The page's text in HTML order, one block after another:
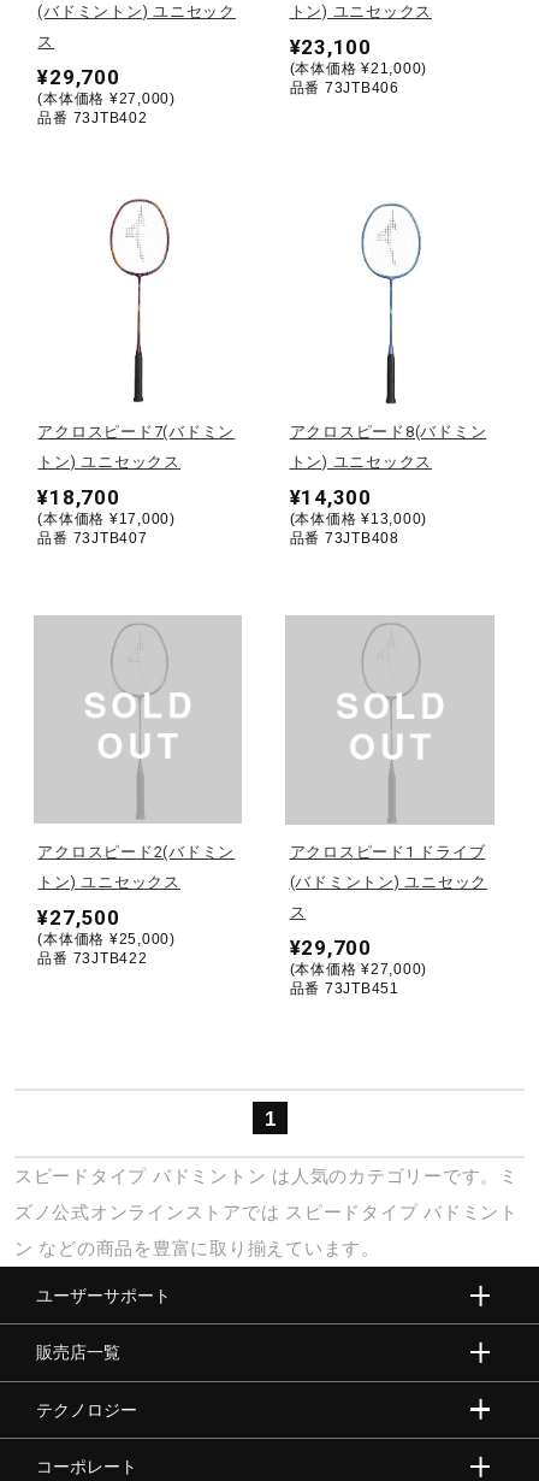
ゴルフ
スイム
バレーボール
テニス／ソフトテニス
陸上競技
卓球
ソフトボール
柔道
ワーキング
ウォーキングシューズ
インナー
寝具／ミズノスリープ
サポーター
(バドミントン) ユニセック
ス
¥29,700
(本体価格 ¥27,000)
品番 73JTB402
トン) ユニセックス
¥23,100
(本体価格 ¥21,000)
品番 73JTB406
アクロスピード7(バドミン
トン) ユニセックス
¥18,700
(本体価格 ¥17,000)
品番 73JTB407
アクロスピード8(バドミン
トン) ユニセックス
¥14,300
(本体価格 ¥13,000)
品番 73JTB408
アクロスピード2(バドミン
トン) ユニセックス
¥27,500
(本体価格 ¥25,000)
品番 73JTB422
アクロスピード1 ドライブ
(バドミントン) ユニセック
ス
¥29,700
(本体価格 ¥27,000)
品番 73JTB451
1
スピードタイプ バドミントン は人気のカテゴリーです。ミ
ズノ公式オンラインストアでは スピードタイプ バドミント
ン などの商品を豊富に取り揃えています。
ユーザーサポート
販売店一覧
テクノロジー
コーポレート